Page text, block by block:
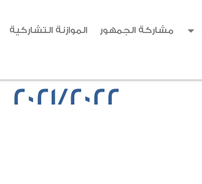
مشاركة الجمهور الموازنة التشاركية
2021/2022